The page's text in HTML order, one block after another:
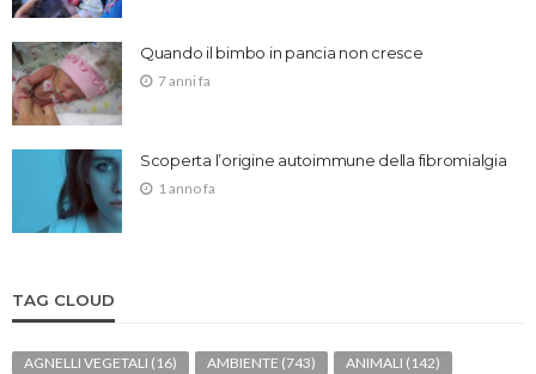
Quando il bimbo in pancia non cresce
7 anni fa
Scoperta l’origine autoimmune della fibromialgia
1 anno fa
TAG CLOUD
AGNELLI VEGETALI (16) AMBIENTE (743) ANIMALI (142)